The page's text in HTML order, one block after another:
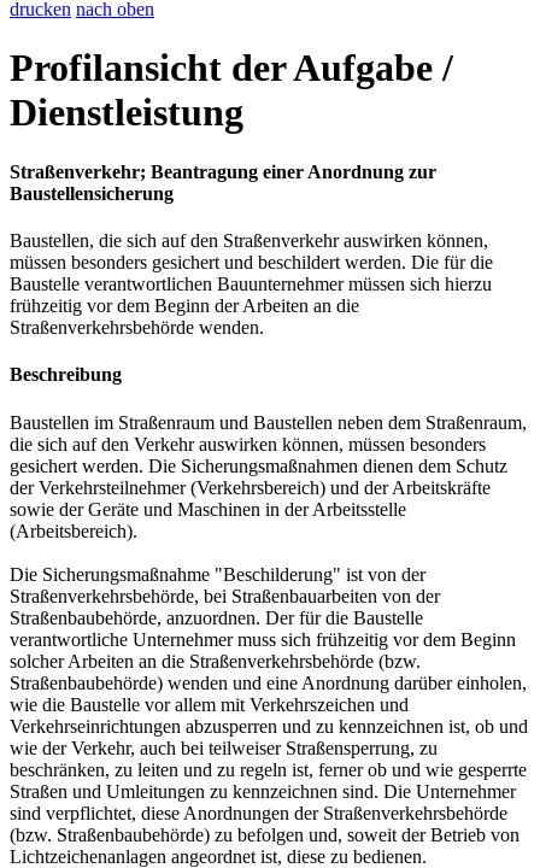
drucken nach oben
Profilansicht der Aufgabe /
Dienstleistung
Straßenverkehr; Beantragung einer Anordnung zur
Baustellensicherung
Baustellen, die sich auf den Straßenverkehr auswirken können,
müssen besonders gesichert und beschildert werden. Die für die
Baustelle verantwortlichen Bauunternehmer müssen sich hierzu
frühzeitig vor dem Beginn der Arbeiten an die
Straßenverkehrsbehörde wenden.
Beschreibung
Baustellen im Straßenraum und Baustellen neben dem Straßenraum,
die sich auf den Verkehr auswirken können, müssen besonders
gesichert werden. Die Sicherungsmaßnahmen dienen dem Schutz
der Verkehrsteilnehmer (Verkehrsbereich) und der Arbeitskräfte
sowie der Geräte und Maschinen in der Arbeitsstelle
(Arbeitsbereich).
Die Sicherungsmaßnahme "Beschilderung" ist von der
Straßenverkehrsbehörde, bei Straßenbauarbeiten von der
Straßenbaubehörde, anzuordnen. Der für die Baustelle
verantwortliche Unternehmer muss sich frühzeitig vor dem Beginn
solcher Arbeiten an die Straßenverkehrsbehörde (bzw.
Straßenbaubehörde) wenden und eine Anordnung darüber einholen,
wie die Baustelle vor allem mit Verkehrszeichen und
Verkehrseinrichtungen abzusperren und zu kennzeichnen ist, ob und
wie der Verkehr, auch bei teilweiser Straßensperrung, zu
beschränken, zu leiten und zu regeln ist, ferner ob und wie gesperrte
Straßen und Umleitungen zu kennzeichnen sind. Die Unternehmer
sind verpflichtet, diese Anordnungen der Straßenverkehrsbehörde
(bzw. Straßenbaubehörde) zu befolgen und, soweit der Betrieb von
Lichtzeichenanlagen angeordnet ist, diese zu bedienen.